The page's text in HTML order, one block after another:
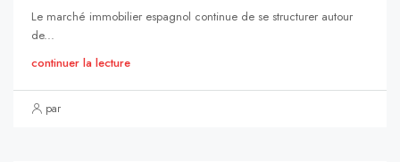
Le marché immobilier espagnol continue de se structurer autour
de...
continuer la lecture
par